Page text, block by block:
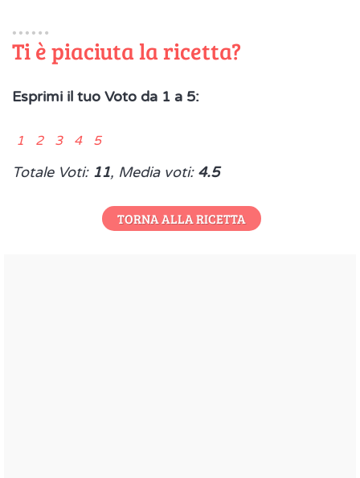
Ti è piaciuta la ricetta?
Esprimi il tuo Voto da 1 a 5:
1 2 3 4 5
Totale Voti: 11, Media voti: 4.5
TORNA ALLA RICETTA